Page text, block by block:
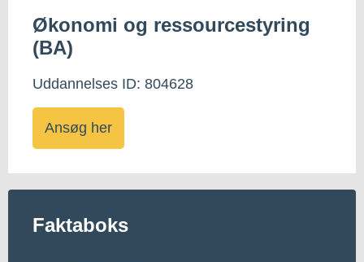
Økonomi og ressourcestyring
(BA)
Uddannelses ID: 804628
Ansøg her
Faktaboks